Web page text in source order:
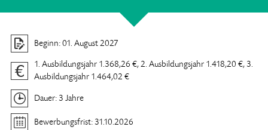
Beginn: 01. August 2027
1. Ausbildungsjahr 1.368,26 €, 2. Ausbildungsjahr 1.418,20 €, 3.
Ausbildungsjahr 1.464,02 €
Dauer: 3 Jahre
Bewerbungsfrist: 31.10.2026